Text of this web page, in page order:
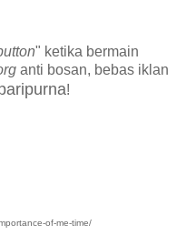
" ketika bermain
anti bosan, bebas iklan
!
of-me-time/